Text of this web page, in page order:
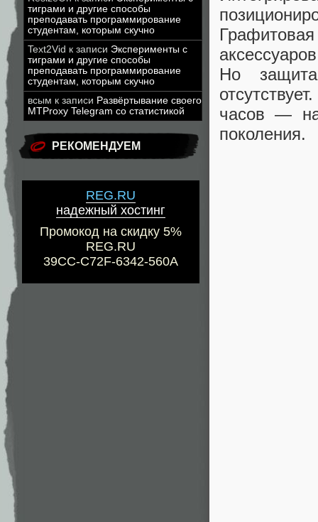
тиграми и другие способы
преподавать программирование
студентам, которым скучно
Text2Vid к записи Эксперименты с
тиграми и другие способы
преподавать программирование
студентам, которым скучно
всым к записи Развёртывание своего
MTProxy Telegram со статистикой
РЕКОМЕНДУЕМ
REG.RU
надежный хостинг
Промокод на скидку 5%
REG.RU
39CC-C72F-6342-560A
Но
часов —
поколения.